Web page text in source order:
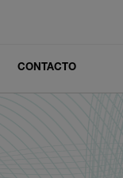
CONTACTO